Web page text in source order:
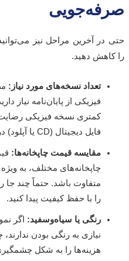
آخرین مراحل نیز می‌توانید با
دهید.
تعداد نسخه‌های مورد نیاز:مطمئن
فیزیکی از پایان‌نامه نیاز دارید.
کمتری نسخه فیزیکی رضایت
فایل دیجیتال (CD یا آپلود) دریافت می‌کنند.
مقایسه قیمت چاپخانه‌ها:قیمت
چاپخانه‌های مختلف، به ویژه
متفاوت باشد. حتماً چند جا را
را با حفظ کیفیت پیدا کنید.
رنگی یا سیاه‌وسفید:اگر
نیازی به رنگی بودن ندارند،
هزینه‌ها را به شکل چشمگیری